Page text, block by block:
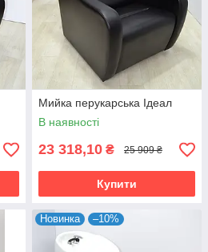
Мийка перукарська Ідеал
В наявності
23 318,10 ₴ 25 909 ₴
Купити
Новинка –10%